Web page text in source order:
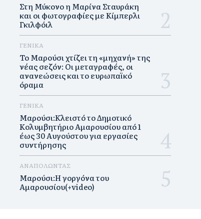
Στη Μύκονο η Μαρίνα Σταυράκη
και οι φωτογραφίες με Κίμπερλι
Γκιλφόιλ
ΓΕΝΙΚΑ
Το Μαρούσι χτίζει τη «μηχανή» της
νέας σεζόν: Οι μεταγραφές, οι
ανανεώσεις και το ευρωπαϊκό
όραμα
ΓΕΝΙΚΑ
Μαρούσι:Κλειστό το Δημοτικό
Κολυμβητήριο Αμαρουσίου από 1
έως 30 Αυγούστου για εργασίες
συντήρησης
ΑΝΑΠΟΛΩΝΤΑΣ
Μαρούσι:H γοργόνα του
Αμαρουσίου(+video)